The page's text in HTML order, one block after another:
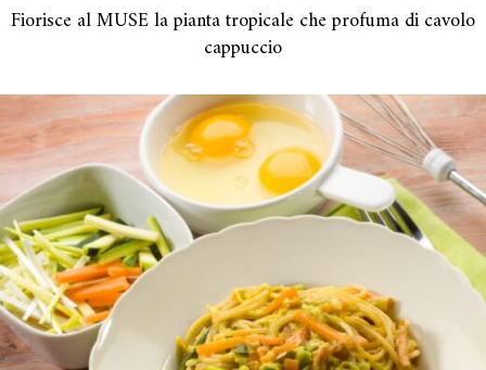
Fiorisce al MUSE la pianta tropicale che profuma di cavolo
cappuccio